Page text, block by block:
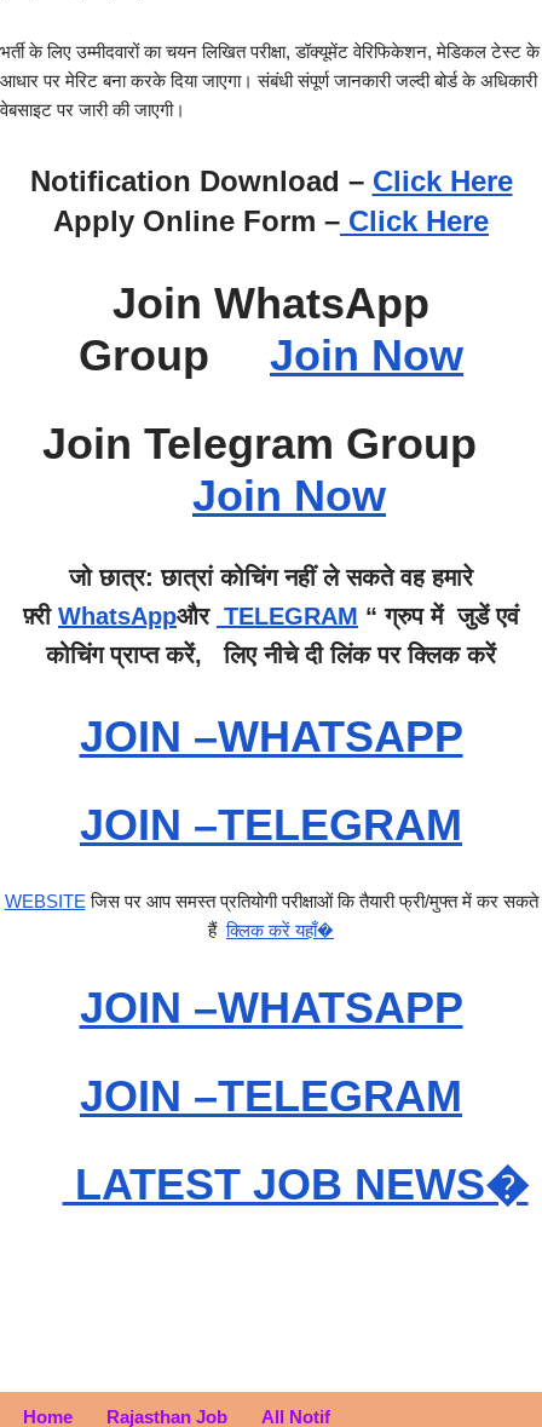
भर्ती के लिए उम्मीदवारों का चयन लिखित परीक्षा, डॉक्यूमेंट वेरिफिकेशन, मेडिकल टेस्ट के
आधार पर मेरिट बना करके दिया जाएगा। संबंधी संपूर्ण जानकारी जल्दी बोर्ड के अधिकारी
वेबसाइट पर जारी की जाएगी।
Notification Download – Click Here
Apply Online Form – Click Here
Join WhatsApp
Group Join Now
Join Telegram Group
Join Now
जो छात्र: छात्रां कोचिंग नहीं ले सकते वह हमारे
फ़्री WhatsAppऔर TELEGRAM “ ग्रुप में जुडें एवं
कोचिंग प्राप्त करें, लिए नीचे दी लिंक पर क्लिक करें
JOIN –WHATSAPP
JOIN –TELEGRAM
WEBSITE जिस पर आप समस्त प्रतियोगी परीक्षाओं कि तैयारी फ्री/मुफ्त में कर सकते
हैंक्लिक करें यहाँ�
JOIN –WHATSAPP
JOIN –TELEGRAM
LATEST JOB NEWS�
Home Rajasthan Job All Notif